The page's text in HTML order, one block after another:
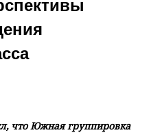
что Южная группировка